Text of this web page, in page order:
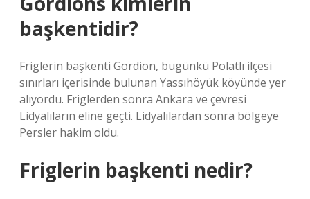
başkentidir?
Friglerin başkenti Gordion, bugünkü Polatlı ilçesi
sınırları içerisinde bulunan Yassıhöyük köyünde yer
alıyordu. Friglerden sonra Ankara ve çevresi
Lidyalıların eline geçti. Lidyalılardan sonra bölgeye
Persler hakim oldu.
Friglerin başkenti nedir?